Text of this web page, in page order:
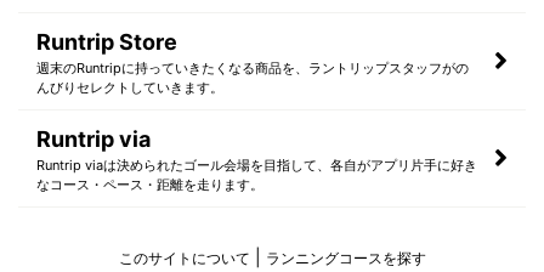
Runtrip Store
週末のRuntripに持っていきたくなる商品を、ラントリップスタッフがの
んびりセレクトしていきます。
Runtrip via
Runtrip viaは決められたゴール会場を目指して、各自がアプリ片手に好き
なコース・ペース・距離を走ります。
このサイトについて ランニングコースを探す